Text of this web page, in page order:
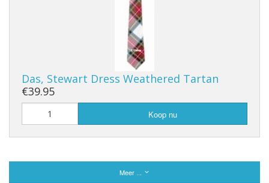
Das, Stewart Dress Weathered Tartan
€39.95
Koop nu
Meer ...